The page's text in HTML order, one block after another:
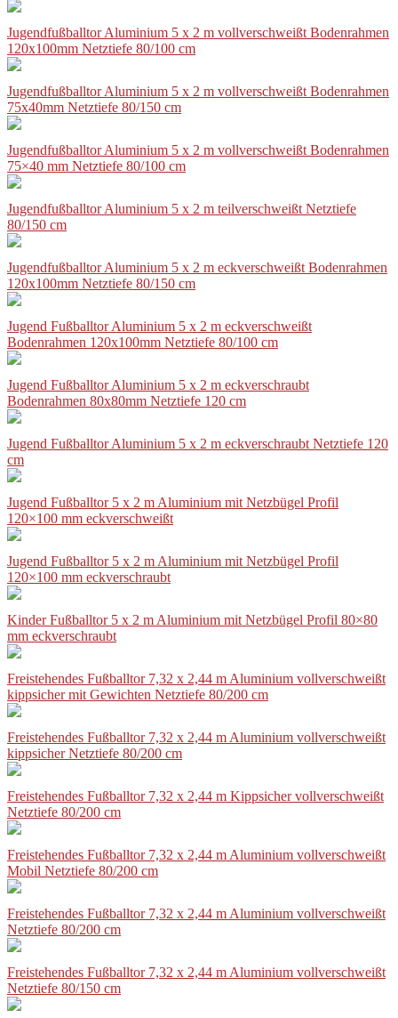
Jugendfußballtor Aluminium 5 x 2 m vollverschweißt Bodenrahmen
120x100mm Netztiefe 80/100 cm
Jugendfußballtor Aluminium 5 x 2 m vollverschweißt Bodenrahmen
75x40mm Netztiefe 80/150 cm
Jugendfußballtor Aluminium 5 x 2 m vollverschweißt Bodenrahmen
75×40 mm Netztiefe 80/100 cm
Jugendfußballtor Aluminium 5 x 2 m teilverschweißt Netztiefe
80/150 cm
Jugendfußballtor Aluminium 5 x 2 m eckverschweißt Bodenrahmen
120x100mm Netztiefe 80/150 cm
Jugend Fußballtor Aluminium 5 x 2 m eckverschweißt
Bodenrahmen 120x100mm Netztiefe 80/100 cm
Jugend Fußballtor Aluminium 5 x 2 m eckverschraubt
Bodenrahmen 80x80mm Netztiefe 120 cm
Jugend Fußballtor Aluminium 5 x 2 m eckverschraubt Netztiefe 120
cm
Jugend Fußballtor 5 x 2 m Aluminium mit Netzbügel Profil
120×100 mm eckverschweißt
Jugend Fußballtor 5 x 2 m Aluminium mit Netzbügel Profil
120×100 mm eckverschraubt
Kinder Fußballtor 5 x 2 m Aluminium mit Netzbügel Profil 80×80
mm eckverschraubt
Freistehendes Fußballtor 7,32 x 2,44 m Aluminium vollverschweißt
kippsicher mit Gewichten Netztiefe 80/200 cm
Freistehendes Fußballtor 7,32 x 2,44 m Aluminium vollverschweißt
kippsicher Netztiefe 80/200 cm
Freistehendes Fußballtor 7,32 x 2,44 m Kippsicher vollverschweißt
Netztiefe 80/200 cm
Freistehendes Fußballtor 7,32 x 2,44 m Aluminium vollverschweißt
Mobil Netztiefe 80/200 cm
Freistehendes Fußballtor 7,32 x 2,44 m Aluminium vollverschweißt
Netztiefe 80/200 cm
Freistehendes Fußballtor 7,32 x 2,44 m Aluminium vollverschweißt
Netztiefe 80/150 cm